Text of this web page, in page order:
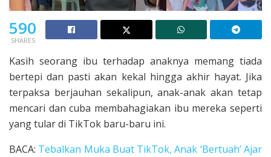
590
SHARES
Kasih seorang ibu terhadap anaknya memang tiada
bertepi dan pasti akan kekal hingga akhir hayat. Jika
terpaksa berjauhan sekalipun, anak-anak akan tetap
mencari dan cuba membahagiakan ibu mereka seperti
yang tular di TikTok baru-baru ini.
BACA: Tebalkan Muka Buat TikTok, Anak ‘Bertuah’ Ajar